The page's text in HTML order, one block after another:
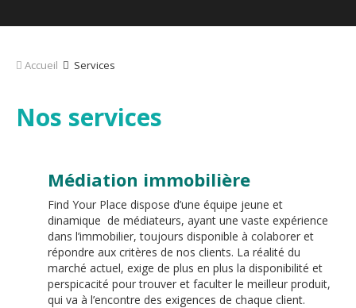
Accueil Services
Nos services
Médiation immobilière
Find Your Place dispose d’une équipe jeune et
dinamique de médiateurs, ayant une vaste expérience
dans l’immobilier, toujours disponible à colaborer et
répondre aux critères de nos clients. La réalité du
marché actuel, exige de plus en plus la disponibilité et
perspicacité pour trouver et faculter le meilleur produit,
qui va à l’encontre des exigences de chaque client.